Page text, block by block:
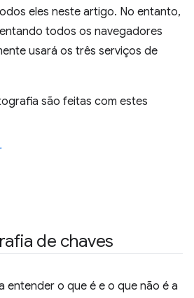
eles neste artigo. No entanto,
todos os navegadores
usará os três serviços de
são feitas com estes
de chaves
entender o que é e o que não é a